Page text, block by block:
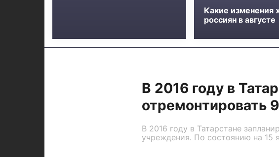
Какие изменения
россиян в августе
В 2016 году в
отремонтировать
В 2016 году в Татарстане
учреждения. По состоянию на 15